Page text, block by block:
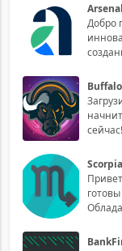
Добро
сейчас!